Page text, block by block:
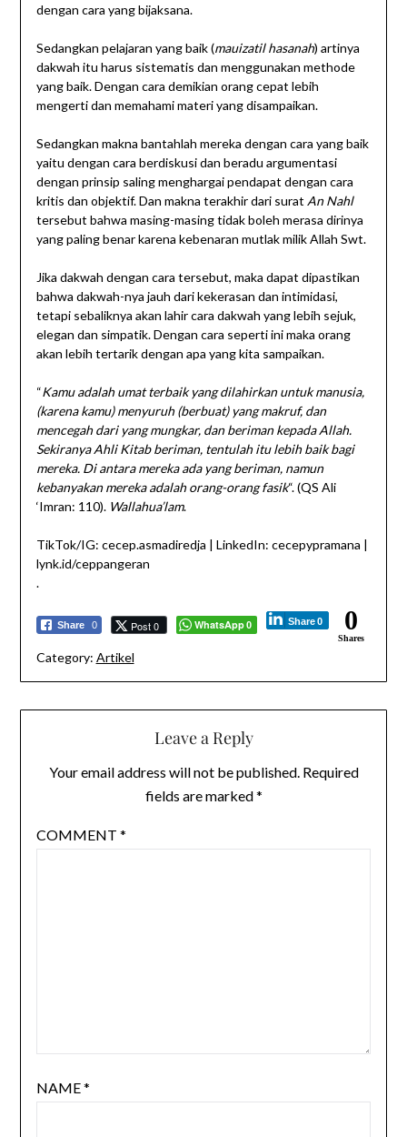
dengan cara yang bijaksana.
Sedangkan pelajaran yang baik (mauizatil hasanah) artinya
dakwah itu harus sistematis dan menggunakan methode
yang baik. Dengan cara demikian orang cepat lebih
mengerti dan memahami materi yang disampaikan.
Sedangkan makna bantahlah mereka dengan cara yang baik
yaitu dengan cara berdiskusi dan beradu argumentasi
dengan prinsip saling menghargai pendapat dengan cara
kritis dan objektif. Dan makna terakhir dari surat An Nahl
tersebut bahwa masing-masing tidak boleh merasa dirinya
yang paling benar karena kebenaran mutlak milik Allah Swt.
Jika dakwah dengan cara tersebut, maka dapat dipastikan
bahwa dakwah-nya jauh dari kekerasan dan intimidasi,
tetapi sebaliknya akan lahir cara dakwah yang lebih sejuk,
elegan dan simpatik. Dengan cara seperti ini maka orang
akan lebih tertarik dengan apa yang kita sampaikan.
“Kamu adalah umat terbaik yang dilahirkan untuk manusia,
(karena kamu) menyuruh (berbuat) yang makruf, dan
mencegah dari yang mungkar, dan beriman kepada Allah.
Sekiranya Ahli Kitab beriman, tentulah itu lebih baik bagi
mereka. Di antara mereka ada yang beriman, namun
kebanyakan mereka adalah orang-orang fasik“. (QS Ali
‘Imran: 110). Wallahua’lam.
TikTok/IG: cecep.asmadiredja | LinkedIn: cecepypramana |
lynk.id/ceppangeran
.
Share 0 Post 0 WhatsApp 0 Share 0 0
Shares
Category: Artikel
Leave a Reply
Your email address will not be published. Required
fields are marked*
COMMENT *
NAME*